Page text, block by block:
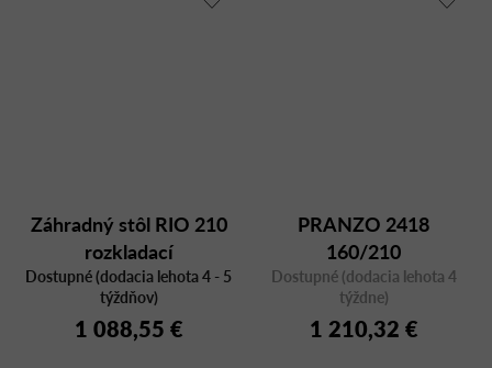
Záhradný stôl RIO 210
rozkladací
Dostupné (dodacia lehota 4 - 5
týždňov)
1 088,55 €
PRANZO 2418
160/210
Dostupné (dodacia lehota 4
týždne)
1 210,32 €